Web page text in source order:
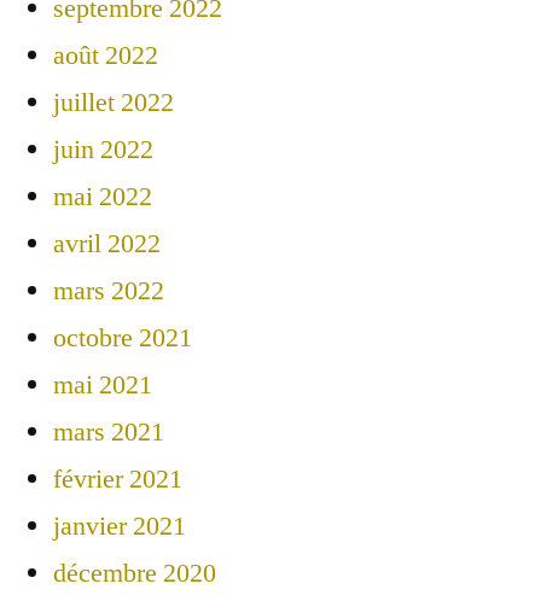
septembre 2022
août 2022
juillet 2022
juin 2022
mai 2022
avril 2022
mars 2022
octobre 2021
mai 2021
mars 2021
février 2021
janvier 2021
décembre 2020